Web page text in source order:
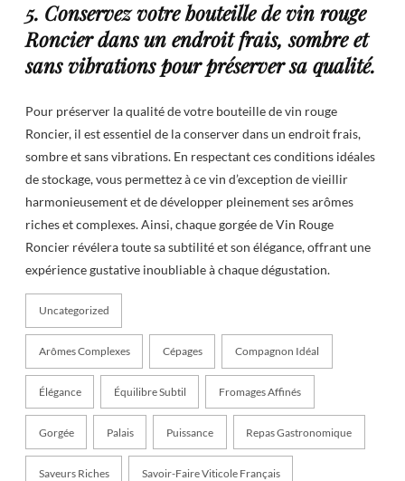
5. Conservez votre bouteille de vin rouge
Roncier dans un endroit frais, sombre et
sans vibrations pour préserver sa qualité.
Pour préserver la qualité de votre bouteille de vin rouge
Roncier, il est essentiel de la conserver dans un endroit frais,
sombre et sans vibrations. En respectant ces conditions idéales
de stockage, vous permettez à ce vin d’exception de vieillir
harmonieusement et de développer pleinement ses arômes
riches et complexes. Ainsi, chaque gorgée de Vin Rouge
Roncier révélera toute sa subtilité et son élégance, offrant une
expérience gustative inoubliable à chaque dégustation.
Uncategorized
Arômes Complexes Cépages Compagnon Idéal
Élégance Équilibre Subtil Fromages Affinés
Gorgée Palais Puissance Repas Gastronomique
Saveurs Riches Savoir-Faire Viticole Français